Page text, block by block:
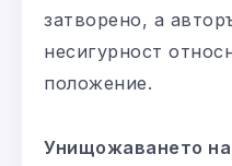
затворено, а
несигурност
положение.
Унищожаването на